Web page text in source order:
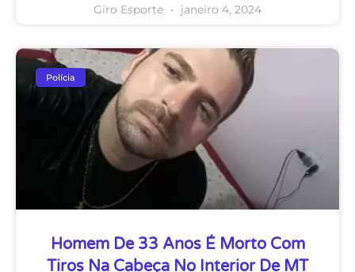
Giro Esporte janeiro 4, 2024
Polícia
Homem De 33 Anos É Morto Com
Tiros Na Cabeça No Interior De MT